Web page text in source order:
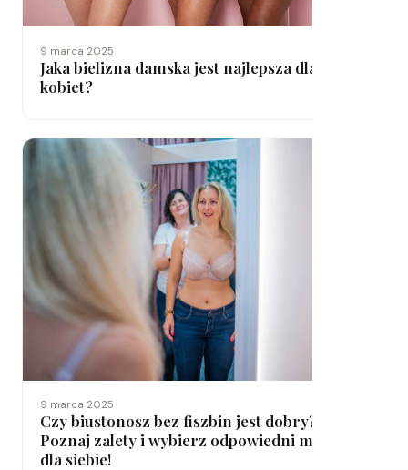
9 marca 2025
Jaka bielizna damska jest najlepsza dla
kobiet?
9 marca 2025
Czy biustonosz bez fiszbin jest dobry?
Poznaj zalety i wybierz odpowiedni model
dla siebie!